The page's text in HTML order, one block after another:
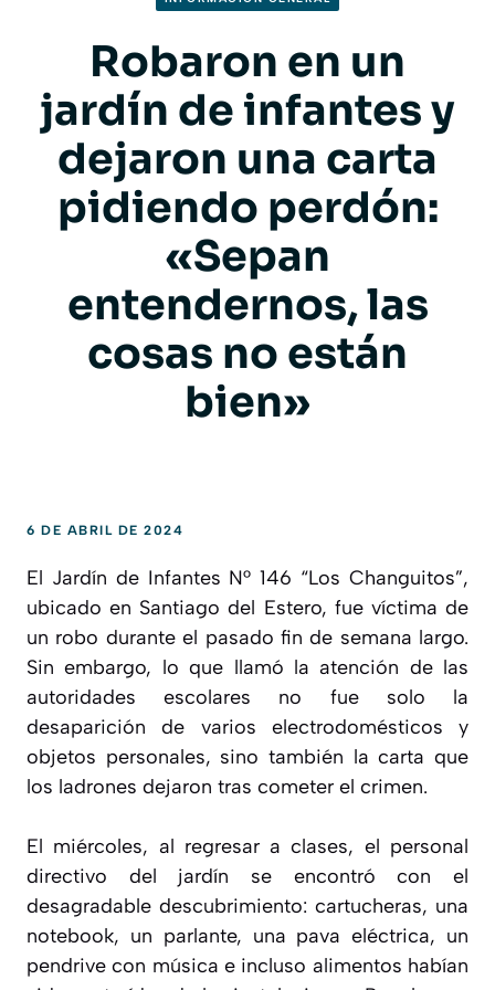
Robaron en un
jardín de infantes y
dejaron una carta
pidiendo perdón:
«Sepan
entendernos, las
cosas no están
bien»
6 DE ABRIL DE 2024
El Jardín de Infantes N° 146 “Los Changuitos”,
ubicado en Santiago del Estero, fue víctima de
un robo durante el pasado fin de semana largo.
Sin embargo, lo que llamó la atención de las
autoridades escolares no fue solo la
desaparición de varios electrodomésticos y
objetos personales, sino también la carta que
los ladrones dejaron tras cometer el crimen.
El miércoles, al regresar a clases, el personal
directivo del jardín se encontró con el
desagradable descubrimiento: cartucheras, una
notebook, un parlante, una pava eléctrica, un
pendrive con música e incluso alimentos habían